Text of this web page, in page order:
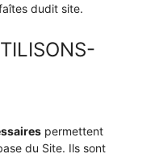
dudit site.
permettent
du Site. Ils sont